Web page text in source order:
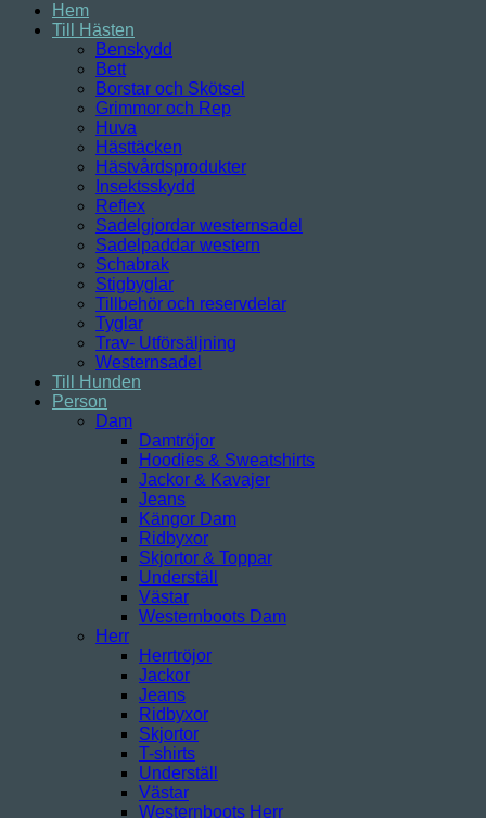
Hem
Till Hästen
Benskydd
Bett
Borstar och Skötsel
Grimmor och Rep
Huva
Hästtäcken
Hästvårdsprodukter
Insektsskydd
Reflex
Sadelgjordar westernsadel
Sadelpaddar western
Schabrak
Stigbyglar
Tillbehör och reservdelar
Tyglar
Trav- Utförsäljning
Westernsadel
Till Hunden
Person
Dam
Damtröjor
Hoodies & Sweatshirts
Jackor & Kavajer
Jeans
Kängor Dam
Ridbyxor
Skjortor & Toppar
Underställ
Västar
Westernboots Dam
Herr
Herrtröjor
Jackor
Jeans
Ridbyxor
Skjortor
T-shirts
Underställ
Västar
Westernboots Herr